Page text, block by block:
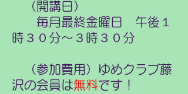
（開講日）
毎月最終金曜日 午後１
時３０分〜３時３０分
（参加費用）ゆめクラブ藤
沢の会員は無料です！